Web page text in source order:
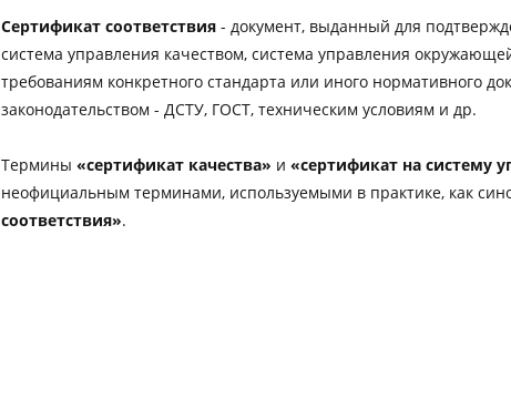
Сертификат соответствия- документ, выданный для
система управления качеством, система управления
требованиям конкретного стандарта или иного нормативного
законодательством - ДСТУ, ГОСТ, техническим условиям и др.
Термины «сертификат качества» и «сертификат на систему
неофициальным терминами, используемыми в практике, как
соответствия».